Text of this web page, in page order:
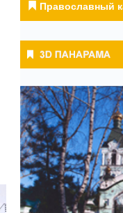
Православный